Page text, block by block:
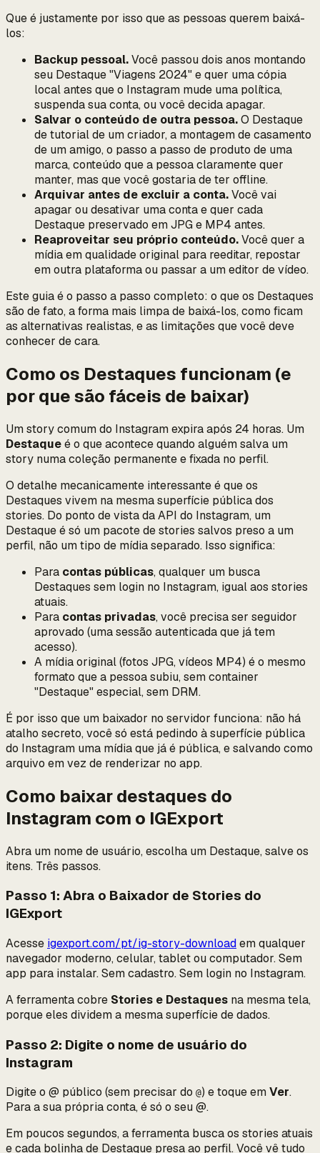
Que é justamente por isso que as pessoas querem baixá-
los:
Backup pessoal.Você passou dois anos montando
seu Destaque "Viagens 2024" e quer uma cópia
local antes que o Instagram mude uma política,
suspenda sua conta, ou você decida apagar.
Salvar o conteúdo de outra pessoa.O Destaque
de tutorial de um criador, a montagem de casamento
de um amigo, o passo a passo de produto de uma
marca, conteúdo que a pessoa claramente quer
manter, mas que você gostaria de ter offline.
Arquivar antes de excluir a conta.Você vai
apagar ou desativar uma conta e quer cada
Destaque preservado em JPG e MP4 antes.
Reaproveitar seu próprio conteúdo.Você quer a
mídia em qualidade original para reeditar, repostar
em outra plataforma ou passar a um editor de vídeo.
Este guia é o passo a passo completo: o que os Destaques
são de fato, a forma mais limpa de baixá-los, como ficam
as alternativas realistas, e as limitações que você deve
conhecer de cara.
Como os Destaques funcionam (e
por que são fáceis de baixar)
Um story comum do Instagram expira após 24 horas. Um
Destaqueé o que acontece quando alguém salva um
story numa coleção permanente e fixada no perfil.
O detalhe mecanicamente interessante é queos
Destaques vivem na mesma superfície pública dos
stories. Do ponto de vista da API do Instagram, um
Destaque é só um pacote de stories salvos preso a um
perfil, não um tipo de mídia separado. Isso significa:
Para contas públicas, qualquer um busca
Destaques sem login no Instagram, igual aos stories
atuais.
Para contas privadas, você precisa ser seguidor
aprovado (uma sessão autenticada que já tem
acesso).
A mídia original (fotos JPG, vídeos MP4) é o mesmo
formato que a pessoa subiu, sem container
"Destaque" especial, sem DRM.
É por isso que um baixador no servidor funciona: não há
atalho secreto, você só está pedindo à superfície pública
do Instagram uma mídia que já é pública, e salvando como
arquivo em vez de renderizar no app.
Como baixar destaques do
Instagram com o IGExport
Abra um nome de usuário, escolha um Destaque, salve os
itens. Três passos.
Passo 1: Abra o Baixador de Stories do
IGExport
Acesse igexport.com/pt/ig-story-downloadem qualquer
navegador moderno, celular, tablet ou computador. Sem
app para instalar. Sem cadastro. Sem login no Instagram.
A ferramenta cobre Stories e Destaques na mesma tela,
porque eles dividem a mesma superfície de dados.
Passo 2: Digite o nome de usuário do
Instagram
Digite o @ público (sem precisar do @) e toque emVer.
Para a sua própria conta, é só o seu @.
Em poucos segundos, a ferramenta busca os stories atuais
ecada bolinha de Destaque presa ao perfil. Você vê tudo